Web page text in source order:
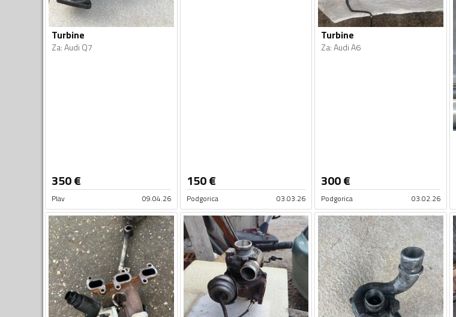
Turbine
Za:Audi Q7
350€
Plav 09.04.26
150€
Podgorica 03.03.26
Turbine
Za:Audi A6
300€
Podgorica 03.02.26